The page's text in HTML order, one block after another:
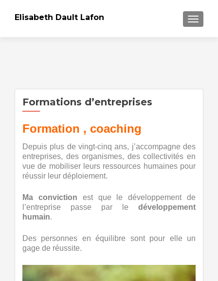
Elisabeth Dault Lafon
Formations d’entreprises
Formation , coaching
Depuis plus de vingt-cinq ans, j’accompagne des
entreprises, des organismes, des collectivités en
vue de mobiliser leurs ressources humaines pour
réussir leur déploiement.
Ma conviction est que le développement de
l’entreprise passe par le développement
humain.
Des personnes en équilibre sont pour elle un
gage de réussite.